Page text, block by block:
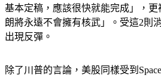
襲。川普同日還在白宮告訴記者「
基本定稿，應該很快就能完成」，更
朗將永遠不會擁有核武」。受這2則